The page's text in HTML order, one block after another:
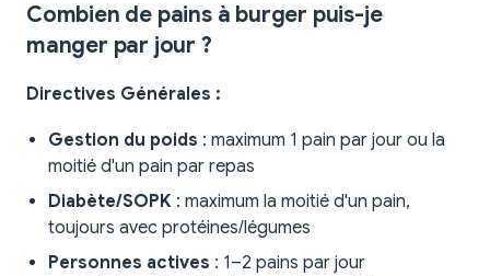
Combien de pains à burger puis-je
manger par jour ?
Directives Générales :
Gestion du poids : maximum 1 pain par jour ou la
moitié d'un pain par repas
Diabète/SOPK : maximum la moitié d'un pain,
toujours avec protéines/légumes
Personnes actives : 1–2 pains par jour